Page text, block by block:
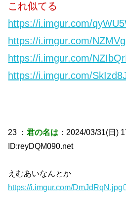
これ似てる
https://i.imgur.com/
https://i.imgur.com/
https://i.imgur.com/
https://i.imgur.com/
23 ：君の名は ：2024/03/31(日)
ID:reyDQM090.net
えむあいなんとか
https://i.imgur.com/DmJdRqN.jpg